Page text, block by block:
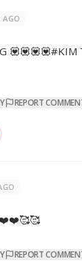
💟💟💟💟#KIM
REPORT
❤️❤️🥰🥰
REPORT